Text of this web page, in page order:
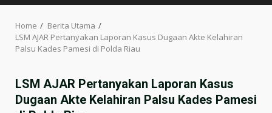
MENU
Home
Berita Utama
LSM AJAR Pertanyakan Laporan Kasus Dugaan Akte Kelahiran
Palsu Kades Pamesi di Polda Riau
LSM AJAR Pertanyakan Laporan Kasus
Dugaan Akte Kelahiran Palsu Kades Pamesi